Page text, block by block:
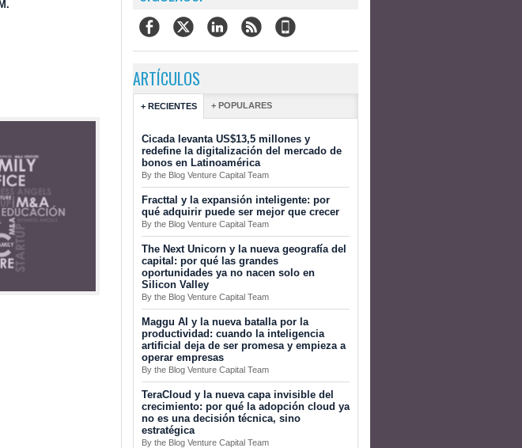
ARTÍCULOS
+ RECIENTES + POPULARES
Cicada levanta US$13,5 millones y
redefine la digitalización del mercado de
bonos en Latinoamérica
By the Blog Venture Capital Team
Fracttal y la expansión inteligente: por
qué adquirir puede ser mejor que crecer
By the Blog Venture Capital Team
The Next Unicorn y la nueva geografía del
capital: por qué las grandes
oportunidades ya no nacen solo en
Silicon Valley
By the Blog Venture Capital Team
Maggu AI y la nueva batalla por la
productividad: cuando la inteligencia
artificial deja de ser promesa y empieza a
operar empresas
By the Blog Venture Capital Team
TeraCloud y la nueva capa invisible del
crecimiento: por qué la adopción cloud ya
no es una decisión técnica, sino
estratégica
By the Blog Venture Capital Team